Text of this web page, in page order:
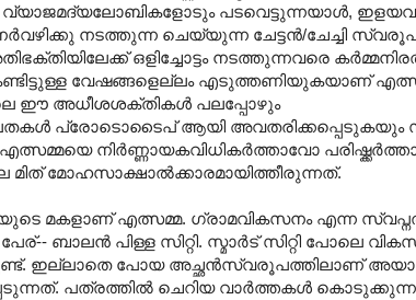
പടവെട്ടുന്നയാൾ,
നടത്തുന്ന ചെയ്യുന്ന ചേട്ടൻ/ചേച്ചി
ഒളിച്ചോട്ടം നടത്തുന്നവരെ
വേഷങ്ങളെല്ലം എടുത്തണിയുകയാണ്
ഈ അധീശശക്തികൾ പലപ്പോഴും
പ്രോടൊടൈപ് ആയി അവതരിക്കപ്പെടുകയും
നിർണ്ണായകവിധികർത്താവോ
മോഹസാക്ഷാൽക്കാരമായിത്തീരുന്നത്.
എത്സമ്മ. ഗ്രാമവികസനം എന്ന
പിള്ള സിറ്റി. സ്മാർട് സിറ്റി പോലെ
ഇല്ലാതെ പോയ അച്ഛൻസ്വരൂപത്തിലാണ്
പത്രത്തിൽ ചെറിയ വാർത്തകൾ